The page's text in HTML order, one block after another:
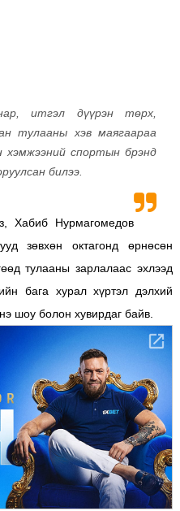
итгэл дүүрэн төрх,
тулааны хэв маягаараа
хэмжээний спортын брэнд
билээ.
Хабиб Нурмагомедов
зөвхөн октагонд өрнөсөн
тулааны зарлалаас эхлээд
бага хурал хүртэл дэлхий
шоу болон хувирдаг байв.